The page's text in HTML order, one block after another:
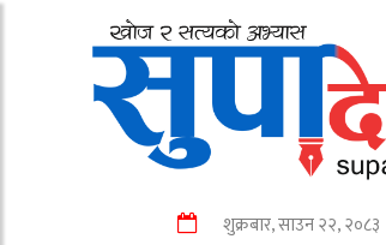
शुक्रबार,साउन२२,२०८३